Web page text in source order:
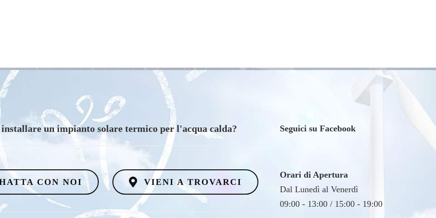
vuoi scoprire i vantaggi di un impianto eolico?
CON NOI VIENI A TROVARCI
Seguici su Facebook
Orari di Apertura
Dal Lunedì al Venerdì
09:00 - 13:00 / 15:00 - 19:00